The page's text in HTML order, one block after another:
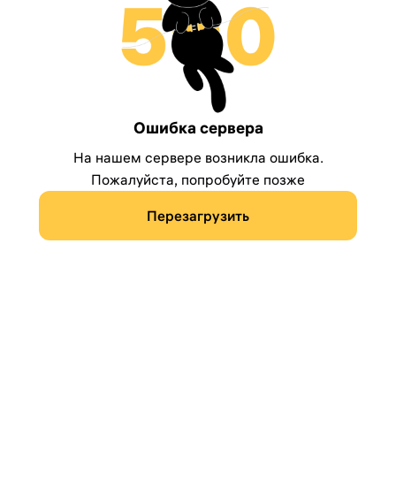
Ошибка сервера
На нашем сервере возникла ошибка.
Пожалуйста, попробуйте позже
Перезагрузить